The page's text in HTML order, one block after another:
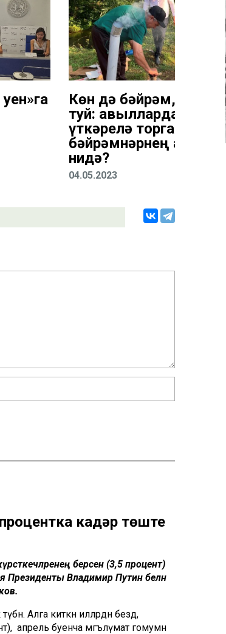
Көн дә бәйрәм, көн дә
туй: авылларда
үткәрелә торган
бәйрәмнәрнең асылы
нидә?
04.05.2023
кадәр төште
берсен (3,5 процент)
Президенты Владимир Путин белән
Алга киткән илләрдән бездә,
ә апрель буенча мәгълүмат гомумән